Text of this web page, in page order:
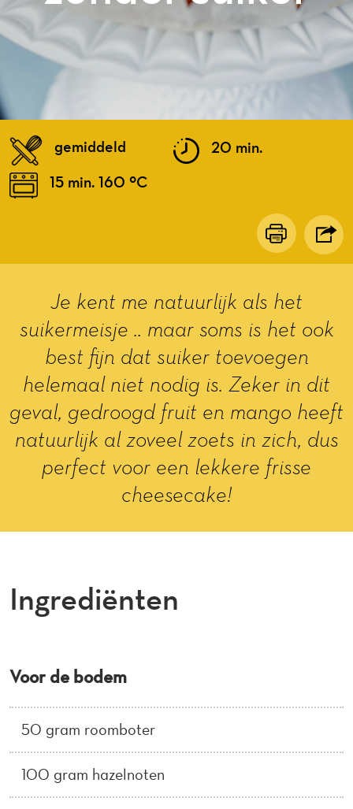
gemiddeld
20 min.
15 min. 160 ºC
Je kent me natuurlijk als het
suikermeisje .. maar soms is het ook
best fijn dat suiker toevoegen
helemaal niet nodig is. Zeker in dit
geval, gedroogd fruit en mango heeft
natuurlijk al zoveel zoets in zich, dus
perfect voor een lekkere frisse
cheesecake!
Ingrediënten
Voor de bodem
50 gram roomboter
100 gram hazelnoten